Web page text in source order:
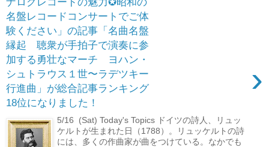
名盤レコードコンサートでご体
験ください」の記事「名曲名盤
縁起 聴衆が手拍子で演奏に参
加する勇壮なマーチ ヨハン・
シュトラウス１世〜ラデツキー
行進曲」が総合記事ランキング
18位になりました！
›
5/16 (Sat) Today's Topics ドイツの詩人、リュッ
ケルトが生まれた日（1788）。リュッケルトの詩
には、多くの作曲家が曲をつけている。なかでも